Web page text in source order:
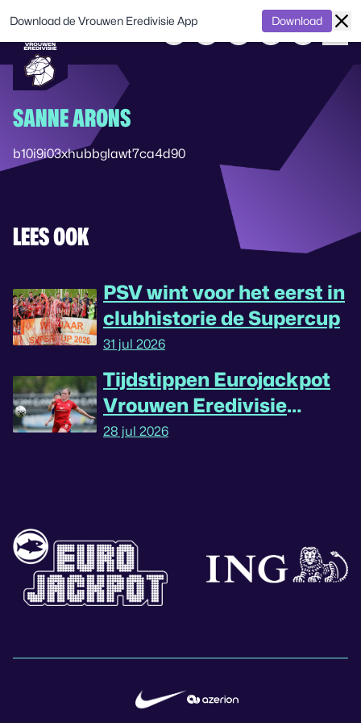
SANNE ARONS
b10i9i03xhubbglawt7ca4d90
LEES OOK
PSV wint voor het eerst in
clubhistorie de Supercup
31 jul 2026
Tijdstippen Eurojackpot
Vrouwen Eredivisie
omgedraaid
28 jul 2026
Download de Vrouwen Eredivisie App Download